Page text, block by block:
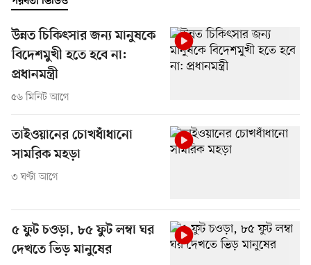
উন্নত চিকিৎসার জন্য মানুষকে
বিদেশমুখী হতে হবে না:
প্রধানমন্ত্রী
৫৬ মিনিট আগে
তাইওয়ানের চোখধাঁধানো
সামরিক মহড়া
৩ ঘণ্টা আগে
৫ ফুট চওড়া, ৮৫ ফুট লম্বা ঘর
দেখতে ভিড় মানুষের